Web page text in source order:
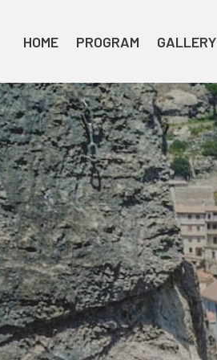
HOME PROGRAM GALLERY